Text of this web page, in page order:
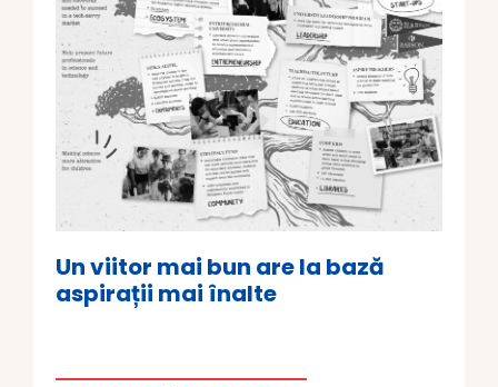
Un viitor mai bun are la bază
aspirații mai înalte